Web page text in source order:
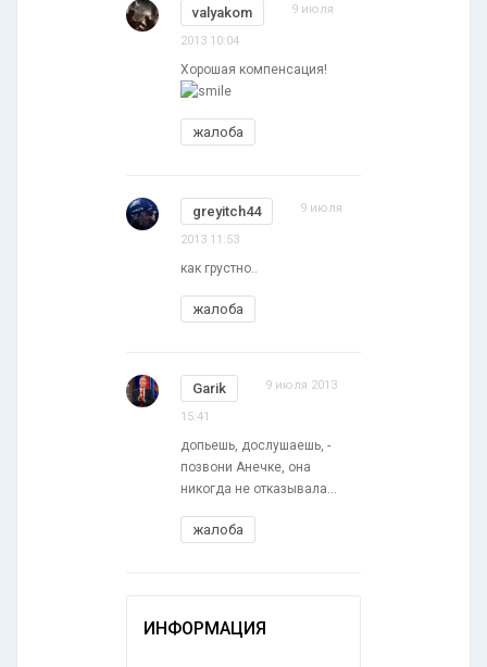
valyakom 9 июля
2013 10:04
Хорошая компенсация!
жалоба
greyitch44 9 июля
2013 11:53
как грустно..
жалоба
Garik 9 июля 2013
15:41
допьешь, дослушаешь, -
позвони Анечке, она
никогда не отказывала...
жалоба
ИНФОРМАЦИЯ